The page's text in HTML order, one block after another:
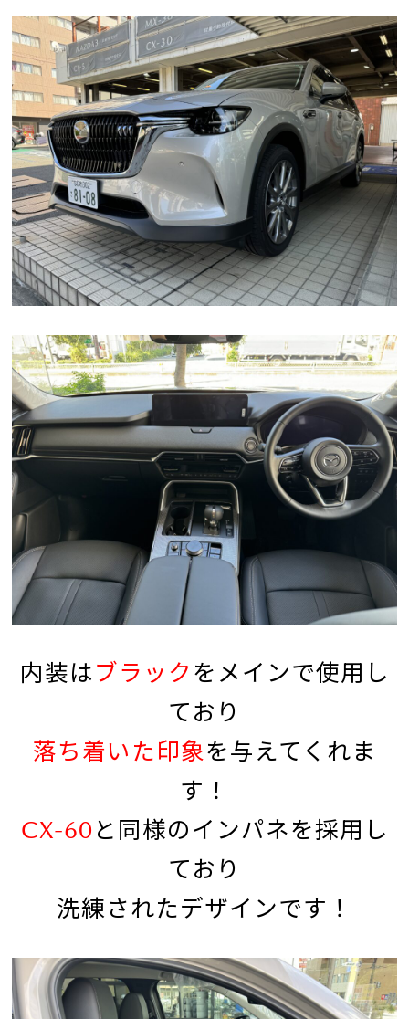
内装は ブラック をメインで使用し
ており
落ち着いた印象を与えてくれま
す！
CX-60 と同様のインパネを採用し
ており
洗練されたデザインです！